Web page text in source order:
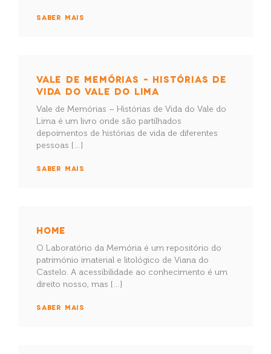
SABER MAIS
VALE DE MEMÓRIAS – HISTÓRIAS DE
VIDA DO VALE DO LIMA
Vale de Memórias – Histórias de Vida do Vale do
Lima é um livro onde são partilhados
depoimentos de histórias de vida de diferentes
pessoas […]
SABER MAIS
HOME
O Laboratório da Memória é um repositório do
património imaterial e litológico de Viana do
Castelo. A acessibilidade ao conhecimento é um
direito nosso, mas […]
SABER MAIS